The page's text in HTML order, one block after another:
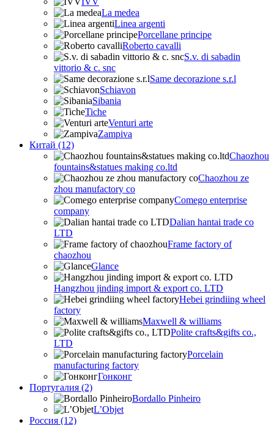
La medea
Linea argenti
Porcellane principe
Roberto cavalli
S.v. di sabadin
vittorio & c. snc
Same decorazione s.r.l
Schiavon
Sibania
Tiche
Venturi arte
Zampiva
Китай (12)
Chaozhou
fountains&statues making co.ltd
Chaozhou ze
zhou manufactory co
Comego enterprise
company
Dalian hantai trade co
LTD
Frame factory of
chaozhou
Glance
Hangzhou jinding import & export co. LTD
Hebei grindiing wheel
factory
Maxwell & williams
Polite crafts&gifts co.,
LTD
Porcelain
manufacturing factory
Гонконг
Португалия (2)
Bordallo Pinheiro
L’Objet
Россия (12)